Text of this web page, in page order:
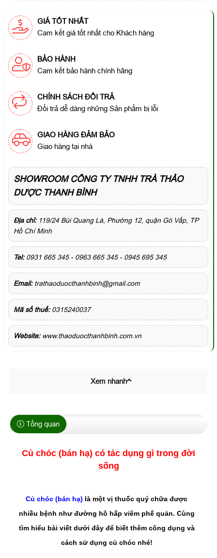
GIÁ TỐT NHẤT
Cam kết giá tốt nhất cho Khách hàng
BẢO HÀNH
Cam kết bảo hành chính hãng
CHÍNH SÁCH ĐỔI TRẢ
Đổi trả dễ dàng những Sản phẩm bị lỗi
GIAO HÀNG ĐẢM BẢO
Giao hàng tại nhà
SHOWROOM CÔNG TY TNHH TRÀ THẢO
DƯỢC THANH BÌNH
Địa chỉ: 119/24 Bùi Quang Là, Phường 12, quận Gò Vấp, TP
Hồ Chí Minh
Tel:0931 665 345 - 0963 665 345 - 0945 695 345
Email:trathaoduocthanhbinh@gmail.com
Mã số thuế: 0315240037
Website:www.thaoduocthanhbinh.com.vn
Xem nhanh
Tổng quan
Củ chóc (bán hạ) có tác dụng gì trong đời
sống
Củ chóc (bán hạ) là một vị thuốc quý chữa được
nhiều bệnh như đường hô hấp viêm phế quản. Cùng
tìm hiểu bài viết dưới đây để biết thêm công dụng và
cách sử dụng củ chóc nhé!